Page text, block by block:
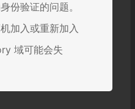
份验证的问题。
加入或重新加入
域可能会失